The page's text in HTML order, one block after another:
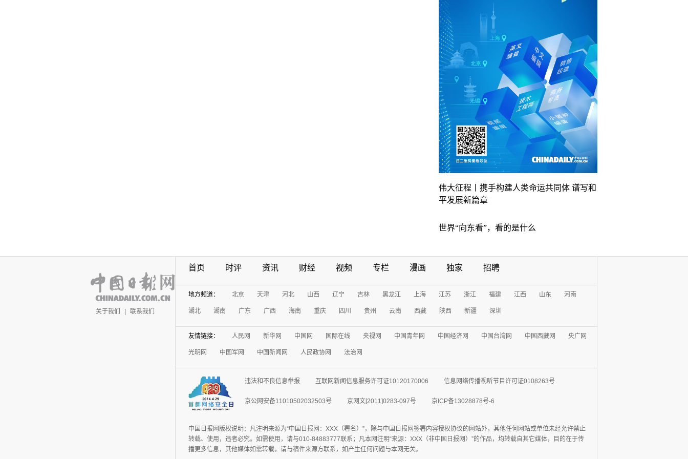
伟大征程丨携手构建人类命运共同体 谱写和
平发展新篇章
世界“向东看”，看的是什么
关于我们 联系我们
首页 时评 资讯 财经 视频 专栏 漫画 独家 招聘
地方频道： 北京 天津 河北 山西 辽宁 吉林 黑龙江 上海 江苏 浙江 福建 江西 山东 河南
湖北 湖南 广东 广西 海南 重庆 四川 贵州 云南 西藏 陕西 新疆 深圳
友情链接： 人民网 新华网 中国网 国际在线 央视网 中国青年网 中国经济网 中国台湾网 中国西藏网 央广网
光明网 中国军网 中国新闻网 人民政协网 法治网
违法和不良信息举报 互联网新闻信息服务许可证10120170006 信息网络传播视听节目许可证0108263号
京公网安备11010502032503号 京网文[2011]0283-097号 京ICP备13028878号-6
中国日报网版权说明：凡注明来源为“中国日报网：XXX（署名）”，除与中国日报网签署内容授权协议的网站外，其他任何网站或单位未经允许禁止
转载、使用，违者必究。如需使用，请与010-84883777联系；凡本网注明“来源：XXX（非中国日报网）”的作品，均转载自其它媒体，目的在于传
播更多信息，其他媒体如需转载，请与稿件来源方联系，如产生任何问题与本网无关。